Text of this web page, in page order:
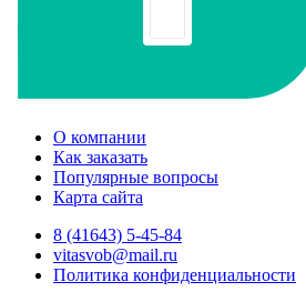
О компании
Как заказать
Популярные вопросы
Карта сайта
8 (41643) 5-45-84
vitasvob@mail.ru
Политика конфиденциальности